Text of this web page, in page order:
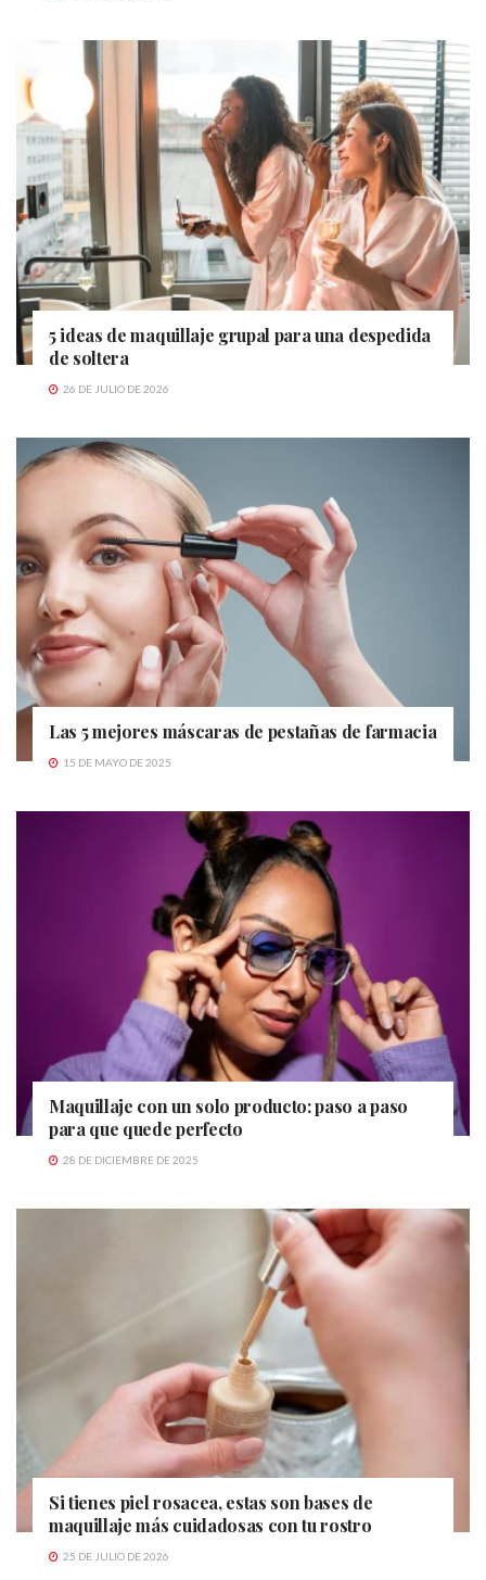
5 ideas de maquillaje grupal para una despedida
de soltera
26 DE JULIO DE 2026
Las 5 mejores máscaras de pestañas de farmacia
15 DE MAYO DE 2025
Maquillaje con un solo producto: paso a paso
para que quede perfecto
28 DE DICIEMBRE DE 2025
Si tienes piel rosacea, estas son bases de
maquillaje más cuidadosas con tu rostro
25 DE JULIO DE 2026